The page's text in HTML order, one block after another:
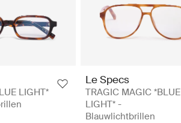
LIGHT*
Le Specs
TRAGIC MAGIC *BLUE
LIGHT* -
Blauwlichtbrillen